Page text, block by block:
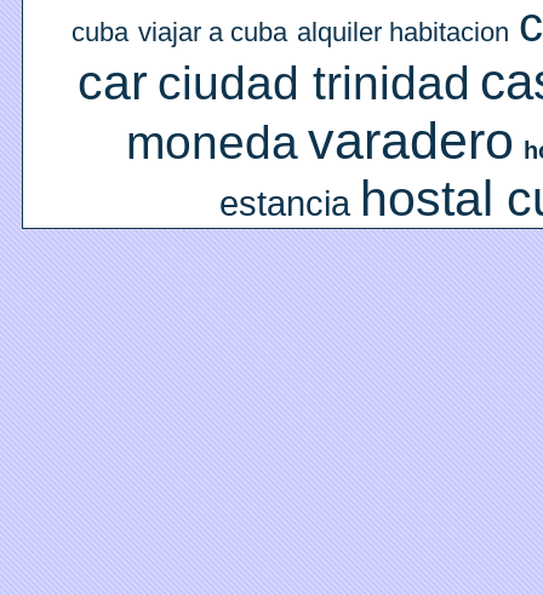
cuba viajar a cuba alquiler habitacion
car ciudad trinidad
monedavaradero
estancia hostal